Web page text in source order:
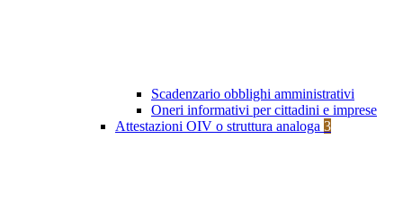
Scadenzario obblighi amministrativi
Oneri informativi per cittadini e imprese
Attestazioni OIV o struttura analoga 3